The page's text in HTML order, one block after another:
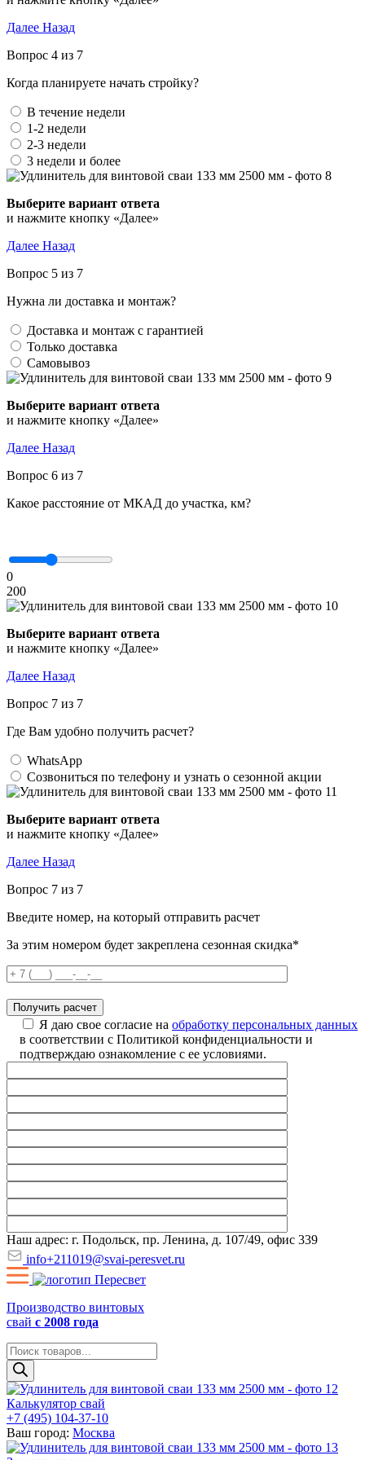
Далее Назад
Вопрос 4 из 7
Когда планируете начать стройку?
В течение недели
1-2 недели
2-3 недели
3 недели и более
Выберите вариант ответа
и нажмите кнопку «Далее»
Далее Назад
Вопрос 5 из 7
Нужна ли доставка и монтаж?
Доставка и монтаж с гарантией
Только доставка
Самовывоз
Выберите вариант ответа
и нажмите кнопку «Далее»
Далее Назад
Вопрос 6 из 7
Какое расстояние от МКАД до участка, км?
0
200
Выберите вариант ответа
и нажмите кнопку «Далее»
Далее Назад
Вопрос 7 из 7
Где Вам удобно получить расчет?
WhatsApp
Созвониться по телефону и узнать о сезонной акции
Выберите вариант ответа
и нажмите кнопку «Далее»
Далее Назад
Вопрос 7 из 7
Введите номер, на который отправить расчет
За этим номером будет закреплена сезонная скидка*
Я даю свое согласие на обработку персональных данных
в соответствии с Политикой конфиденциальности и
подтверждаю ознакомление с ее условиями.
Наш адрес: г. Подольск, пр. Ленина, д. 107/49, офис 339
info+211019@svai-peresvet.ru
Производство винтовых
свай с 2008 года
Поиск
товаров
Калькулятор свай
+7 (495) 104-37-10
Ваш город: Москва